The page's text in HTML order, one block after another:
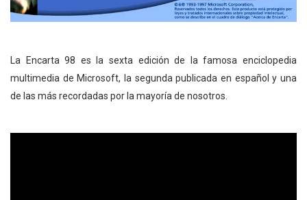
La Encarta 98 es la sexta edición de la famosa enciclopedia
multimedia de Microsoft, la segunda publicada en español y una
de las más recordadas por la mayoría de nosotros.